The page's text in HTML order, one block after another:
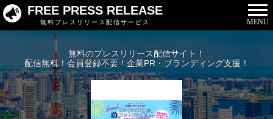
FREE PRESS RELEASE
無料プレスリリース配信サービス MENU
無料のプレスリリース配信サイト！
配信無料！会員登録不要！企業PR・ブランディング支援！